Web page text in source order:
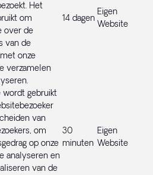
Het
om
over de
van de
onze
verzamelen
14 dagen
Eigen
Website
wordt gebruikt
van
om
op onze
analyseren en
van de
30
minuten
Eigen
Website